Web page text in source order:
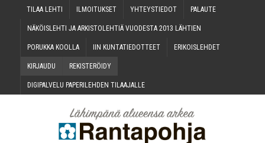
TILAA LEH­TI ILMOI­TUK­SET YHTEYS­TIE­DOT PALAU­TE
NÄKÖIS­LEH­TI JA ARKIS­TO­LEH­TIÄ VUO­DES­TA 2013 LÄHTIEN
PORUK­KA KOOLLA IIN KUN­TA­TIE­DOT­TEET ERI­KOIS­LEH­DET
KIR­JAU­DU REKIS­TE­RÖI­DY
DIGI­PAL­VE­LU PAPE­RI­LEH­DEN TILAAJALLE